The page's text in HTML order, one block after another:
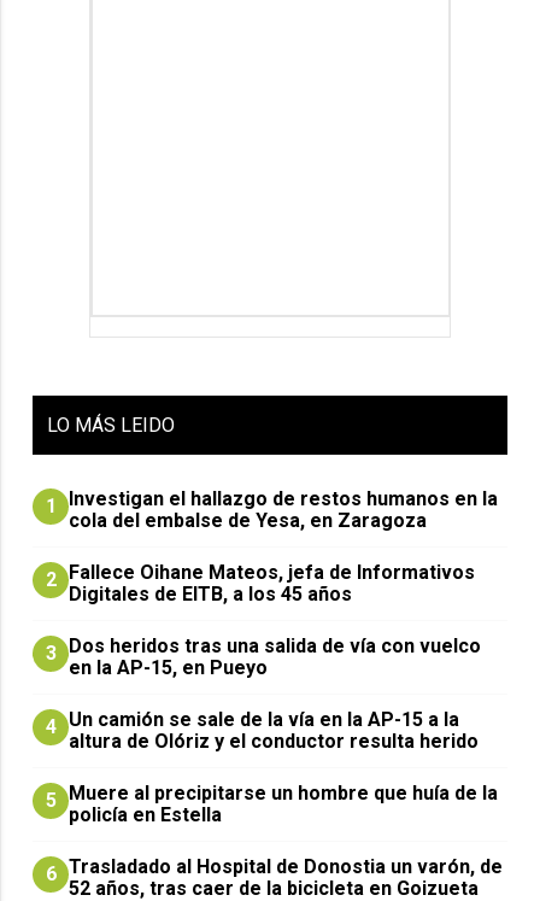
LO MÁS LEIDO
1
Investigan el hallazgo de restos humanos en la
cola del embalse de Yesa, en Zaragoza
2 Fallece Oihane Mateos, jefa de Informativos
Digitales de EITB, a los 45 años
3 Dos heridos tras una salida de vía con vuelco
en la AP-15, en Pueyo
4 Un camión se sale de la vía en la AP-15 a la
altura de Olóriz y el conductor resulta herido
5 Muere al precipitarse un hombre que huía de la
policía en Estella
6 Trasladado al Hospital de Donostia un varón, de
52 años, tras caer de la bicicleta en Goizueta